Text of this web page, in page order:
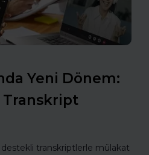
Yeni Dönem:
Transkript
destekli transkriptlerle mülakat